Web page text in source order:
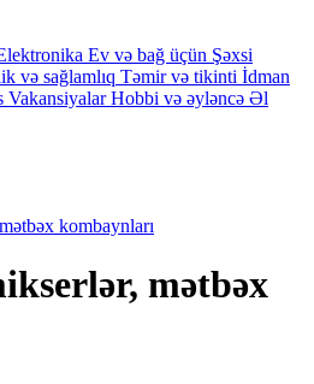
Ev və bağ üçün Şəxsi
və sağlamlıq Təmir və tikinti İdman
Vakansiyalar Hobbi və əyləncə Əl
kombaynları
mətbəx